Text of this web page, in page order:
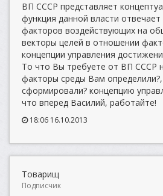
ВП СССР представляет
функция данной власти отвечает
факторов воздействующих на
векторы целей в отношении
концепции управления
То что Вы требуете от ВП СССР
факторы среды Вам
сформировали? концепцию
что вперед Василий, работайте!
18:06 16.10.2013
Товарищ
Подписчик